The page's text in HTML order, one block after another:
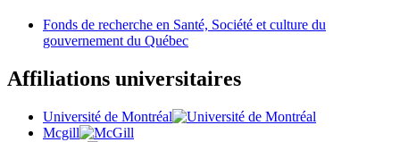
Fonds de recherche en Santé, Société et culture du
gouvernement du Québec
Affiliations universitaires
Université de Montréal
Mcgill